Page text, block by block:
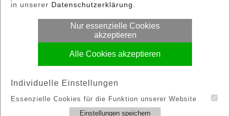
Allgemeine Geschäftsbedingungen
Widerrufsbelehrung
in unserer Datenschutzerklärung
Nur essenzielle Cookies
akzeptieren
Alle Cookies akzeptieren
Individuelle Einstellungen
Essenzielle Cookies für die Funktion unserer Website
Einstellungen speichern